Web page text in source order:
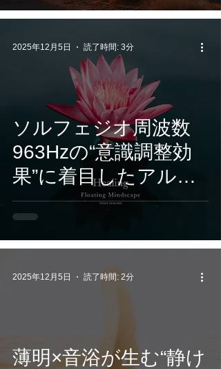
ソルフェジオ周波数
963Hzの“意識調整効
果”に着目したアルバ
ム、CROIX HEALING
の新作「Healing –
Floating Mindscape」
が12/5リリース
2025年12月5日 読了時間: 3分
薄明×音浴が生む“静け
2025年12月5日 読了時間: 2分